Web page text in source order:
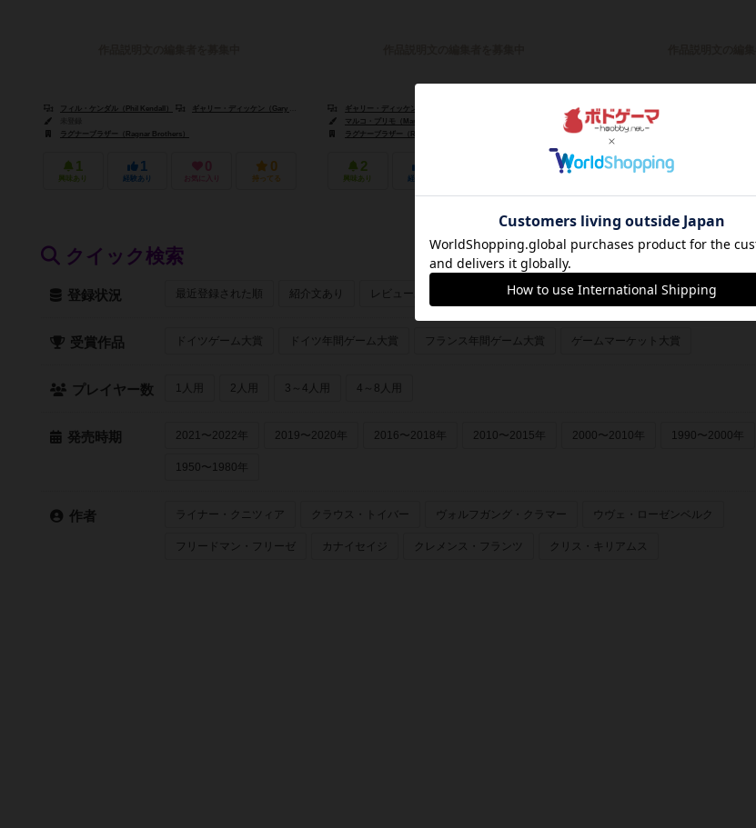
フィル・ケンダル（Phil Kendall） ギャリー・ディッケン（Gary Dicken）
スティーブ・ケンダル（Steve Kendall）
ラグナーブラザー（Ragnar Brothers）
1
興味あり
1
経験あり
0
お気に入り
0
持ってる
ギャリー・ディッケン（Gary Dicken） スティーブ・ケンダル（Steve Kendall）
フィル・ケンダル（Phil Kendall）
マルコ・プリモ（Marco Primo）
ラグナーブラザー（Ragnar Brothers）
2
興味あり 経験あり
2
フィル・ケンダル（Phil Kendall）
デメージュ アルノー
ラグナーブラザー（Ragnar Brothers）
0
クイック検索
登録状況 最近登録された順 紹介文あり レビューあり
受賞作品 ドイツゲーム大賞 ドイツ年間ゲーム大賞 フランス年間ゲーム大賞 ゲームマーケット大賞
プレイヤー数 1人用 2人用 3～4人用 4～8人用
発売時期 2021〜2022年 2019〜2020年 2016〜2018年 2010〜2015年 2000〜2010年 1990〜2000年
1950〜1980年
作者 ライナー・クニツィア クラウス・トイバー ヴォルフガング・クラマー ウヴェ・ローゼンベルク
フリードマン・フリーゼ カナイセイジ クレメンス・フランツ クリス・キリアムス